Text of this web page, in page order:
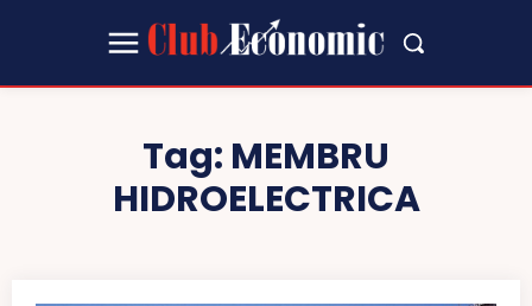
Tag: MEMBRU
HIDROELECTRICA